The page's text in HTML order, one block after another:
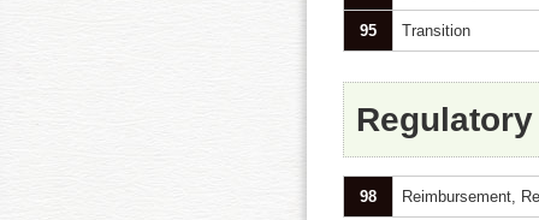
95 Transition
98 Reimbursement,